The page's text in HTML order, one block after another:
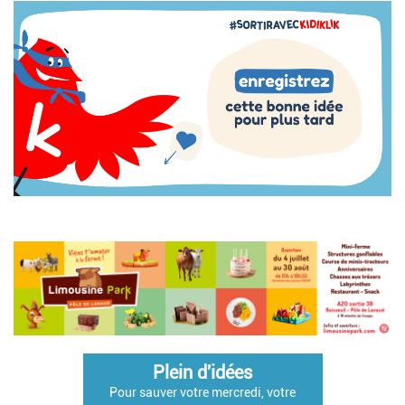
Plein d'idées
Pour sauver votre mercredi, votre